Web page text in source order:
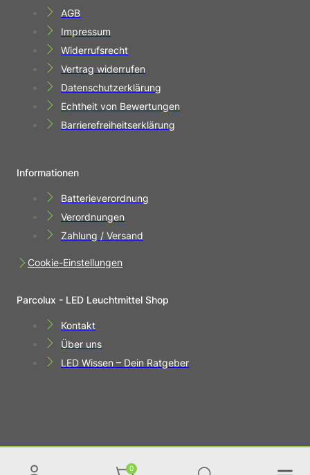
0
AGB
Impressum
Widerrufsrecht
Vertrag widerrufen
Datenschutzerklärung
Echtheit von Bewertungen
Barrierefreiheitserklärung
Informationen
Batterieverordnung
Verordnungen
Zahlung / Versand
Cookie-Einstellungen
Parcolux - LED Leuchtmittel Shop
Kontakt
Über uns
LED Wissen – Dein Ratgeber